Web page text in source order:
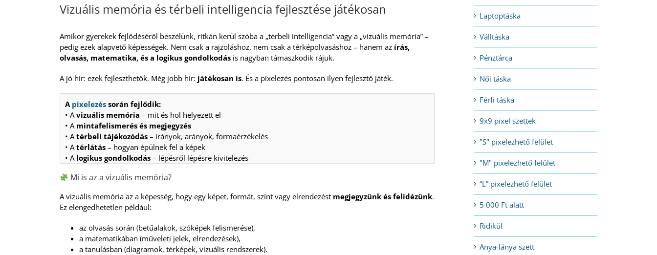
Vizuális memória és térbeli intelligencia fejlesztése játékosan
Amikor gyerekek fejlődéséről beszélünk, ritkán kerül szóba a „térbeli intelligencia” vagy a „vizuális memória” –
pedig ezek alapvető képességek. Nem csak a rajzoláshoz, nem csak a térképolvasáshoz – hanem az írás,
olvasás, matematika, és a logikus gondolkodásis nagyban támaszkodik rájuk.
A jó hír: ezek fejleszthetők. Még jobb hír: játékosan is. És a pixelezés pontosan ilyen fejlesztő játék.
A pixelezéssorán fejlődik:
• Avizuális memória – mit és hol helyezett el
• A mintafelismerés és megjegyzés
• Atérbeli tájékozódás– irányok, arányok, formaérzékelés
• Atérlátás– hogyan épülnek fel a képek
• A logikus gondolkodás– lépésről lépésre kivitelezés
Mi is az a vizuális memória?
A vizuális memória az a képesség, hogy egy képet, formát, színt vagy elrendezést megjegyzünk és felidézünk.
Ez elengedhetetlen például:
az olvasás során (betűalakok, szóképek felismerése),
a matematikában (műveleti jelek, elrendezések),
a tanulásban (diagramok, térképek, vizuális rendszerek).
Laptoptáska
Válltáska
Pénztárca
Női táska
Férfi táska
9x9 pixel szettek
"S" pixelezhető felület
"M" pixelezhető felület
“L” pixelezhető felület
5 000 Ft alatt
Ridikül
Anya-lánya szett